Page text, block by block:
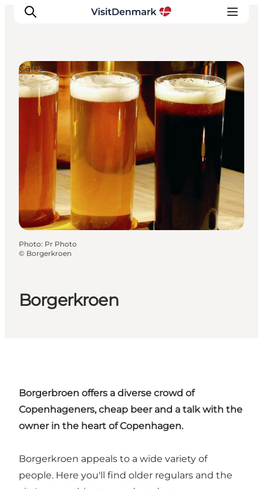
Inspirations
Destinations
Quoi faire
Hébergements
Planifiez votre voyage
Borgerkroen
Cafés
Photo: Pr Photo
© Borgerkroen
Borgerbroen offers a diverse crowd of
Copenhageners, cheap beer and a talk with the
owner in the heart of Copenhagen.
Borgerkroen appeals to a wide variety of
people. Here you'll find older regulars and the